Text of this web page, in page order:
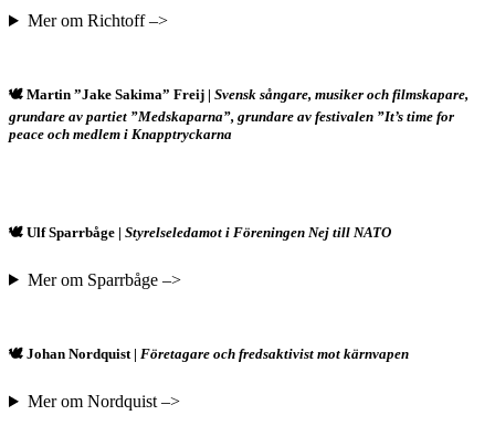
Mer om Richtoff –>
🕊️ Martin ”Jake Sakima” Freij | Svensk sångare, musiker och filmskapare,
grundare av partiet ”Medskaparna”, grundare av festivalen ”It’s time for
peace och medlem i Knapptryckarna
🕊️ Ulf Sparrbåge | Styrelseledamot i Föreningen Nej till NATO
Mer om Sparrbåge –>
🕊️ Johan Nordquist | Företagare och fredsaktivist mot kärnvapen
Mer om Nordquist –>